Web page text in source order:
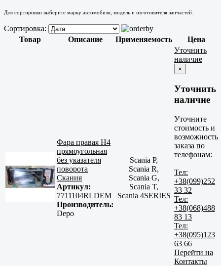
Для сортировки выберите марку автомобиля, модель и изготовителя запчастей.
Сортировка:
Товар
Описание Применяемость Цена
Фара правая H4
прямоугольная
без указателя
поворота
Скания
Артикул:
7711104RLDEM
Производитель:
Depo
Scania P,
Scania R,
Scania G,
Scania T,
Scania 4SERIES
Уточнить
наличие
×
Уточнить
наличие
Уточните
стоимость и
возможность
заказа по
телефонам:
Тел:
+38(099)252
33 32
Тел:
+38(068)488
83 13
Тел:
+38(095)123
63 66
Перейти на
Контакты